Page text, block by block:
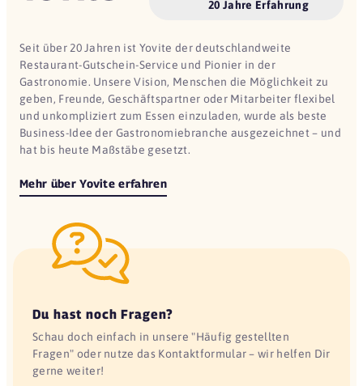
20 Jahre Erfahrung
Seit über 20 Jahren ist Yovite der deutschlandweite
Restaurant-Gutschein-Service und Pionier in der
Gastronomie. Unsere Vision, Menschen die Möglichkeit zu
geben, Freunde, Geschäftspartner oder Mitarbeiter flexibel
und unkompliziert zum Essen einzuladen, wurde als beste
Business-Idee der Gastronomiebranche ausgezeichnet – und
hat bis heute Maßstäbe gesetzt.
Mehr über Yovite erfahren
Du hast noch Fragen?
Schau doch einfach in unsere "Häufig gestellten
Fragen" oder nutze das Kontaktformular – wir helfen Dir
gerne weiter!